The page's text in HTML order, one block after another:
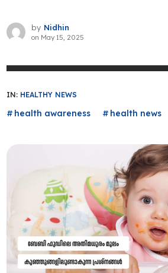
by Nidhin
on May 15, 2025
IN: HEALTHY NEWS
health awareness health news